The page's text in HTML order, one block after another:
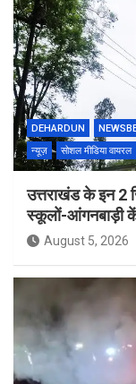
DEHARDUN
न्यूज़
सोशल मीडिया वायरल
उत्तराखंड के इन 2
स्कूलों-आंगनबाड़ी
August 5, 2026